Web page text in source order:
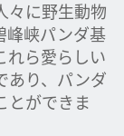
々に野生動物
峰峡パンダ基
れら愛らしい
あり、パンダ
とができま